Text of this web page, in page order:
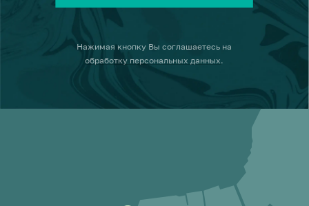
Нажимая кнопку Вы соглашаетесь на
обработку персональных данных.